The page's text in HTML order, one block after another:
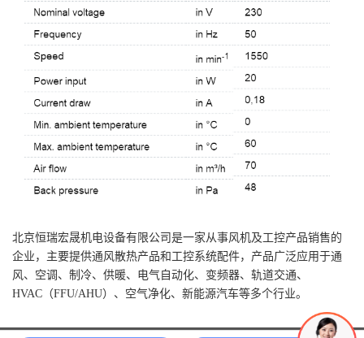
北京恒瑞宏晟机电设备有限公司是一家从事风机及工控产品销售的
企业，主要提供通风散热产品和工控系统配件，产品广泛应用于通
风、空调、制冷、供暖、电气自动化、变频器、轨道交通、
HVAC（FFU/AHU）、空气净化、新能源汽车等多个行业。